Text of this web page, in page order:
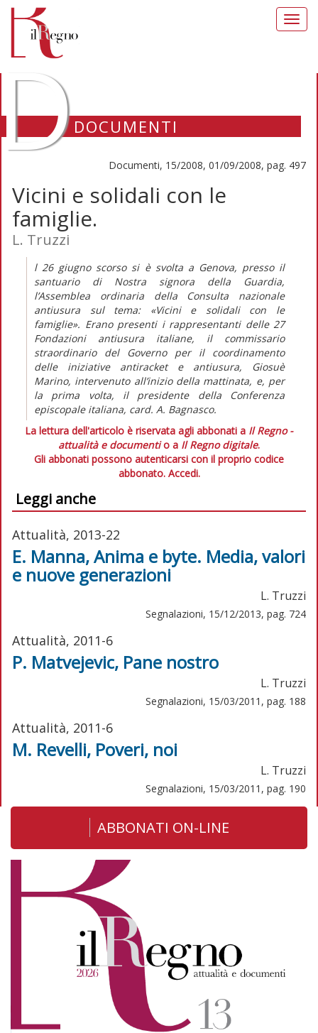
DOCUMENTI
Documenti, 15/2008, 01/09/2008, pag. 497
Vicini e solidali con le
famiglie.
L. Truzzi
l 26 giugno scorso si è svolta a Genova, presso il
santuario di Nostra signora della Guardia,
l’Assemblea ordinaria della Consulta nazionale
antiusura sul tema: «Vicini e solidali con le
famiglie». Erano presenti i rappresentanti delle 27
Fondazioni antiusura italiane, il commissario
straordinario del Governo per il coordinamento
delle iniziative antiracket e antiusura, Giosuè
Marino, intervenuto all’inizio della mattinata, e, per
la prima volta, il presidente della Conferenza
episcopale italiana, card. A. Bagnasco.
La lettura dell'articolo è riservata agli abbonati a Il Regno -
attualità e documentio a Il Regno digitale.
Gli abbonati possono autenticarsi con il proprio codice
abbonato. Accedi.
Leggi anche
Attualità, 2013-22
E. Manna, Anima e byte. Media, valori
e nuove generazioni
L. Truzzi
Segnalazioni, 15/12/2013, pag. 724
Attualità, 2011-6
P. Matvejevic, Pane nostro
L. Truzzi
Segnalazioni, 15/03/2011, pag. 188
Attualità, 2011-6
M. Revelli, Poveri, noi
L. Truzzi
Segnalazioni, 15/03/2011, pag. 190
ABBONATI ON-LINE